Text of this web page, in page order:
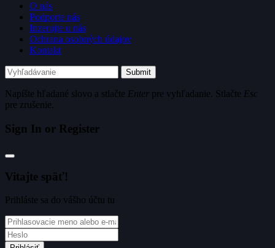
O nás
Podporte nás
Inzerujte u nás
Ochrana osobných údajov
Kontakt
Submit
Napíšte hľadané slovo a stlačte Enter pre vyhľadanie. Stlačte Esc
pre zrušenie.
Sign In or Register
Vitajte späť!
Prihláste sa do vášho účtu tu